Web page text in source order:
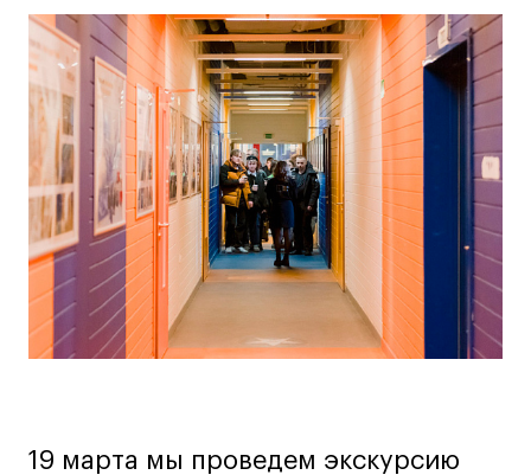
Дизайн интерьера
Дизайн одежды
Стайлинг
Современная живопись
UX/UI-дизайн
Маркетинг
Все программы
Интенсивы
Контент
Основная
информация
о
мероприятии
19 марта мы проведем экскурсию